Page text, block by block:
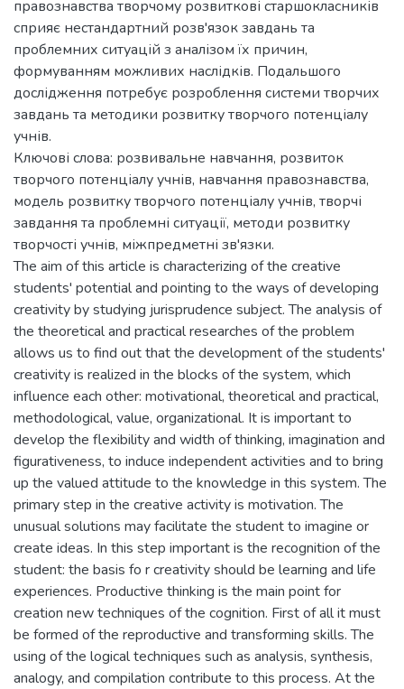
правознавства творчому розвиткові старшокласників
сприяє нестандартний розв'язок завдань та
проблемних ситуацій з аналізом їх причин,
формуванням можливих наслідків. Подальшого
дослідження потребує розроблення системи творчих
завдань та методики розвитку творчого потенціалу
учнів.
Ключові слова: розвивальне навчання, розвиток
творчого потенціалу учнів, навчання правознавства,
модель розвитку творчого потенціалу учнів, творчі
завдання та проблемні ситуації, методи розвитку
творчості учнів, міжпредметні зв'язки.
The aim of this article is characterizing of the creative
students' potential and pointing to the ways of developing
creativity by studying jurisprudence subject. The analysis of
the theoretical and practical researches of the problem
allows us to find out that the development of the students'
creativity is realized in the blocks of the system, which
influence each other: motivational, theoretical and practical,
methodological, value, organizational. It is important to
develop the flexibility and width of thinking, imagination and
figurativeness, to induce independent activities and to bring
up the valued attitude to the knowledge in this system. The
primary step in the creative activity is motivation. The
unusual solutions may facilitate the student to imagine or
create ideas. In this step important is the recognition of the
student: the basis fo r creativity should be learning and life
experiences. Productive thinking is the main point for
creation new techniques of the cognition. First of all it must
be formed of the reproductive and transforming skills. The
using of the logical techniques such as analysis, synthesis,
analogy, and compilation contribute to this process. At the